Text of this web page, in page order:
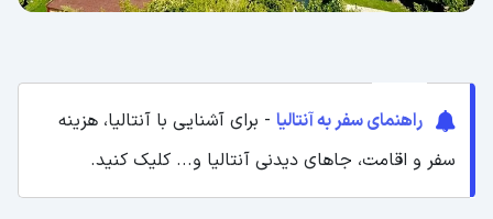
راهنمای سفر به آنتالیا - برای آشنایی با آنتالیا، هزینه
سفر و اقامت، جاهای دیدنی آنتالیا و... کلیک کنید.